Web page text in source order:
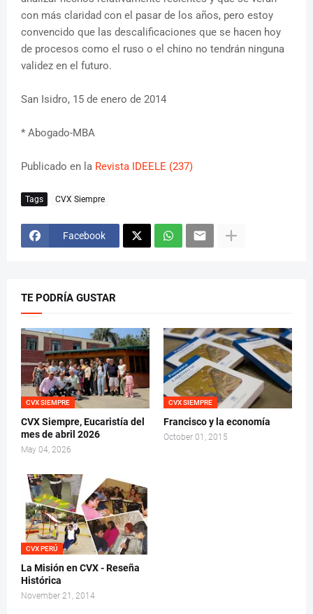
con más claridad con el pasar de los años, pero estoy
convencido que las descalificaciones que se hacen hoy
de procesos como el ruso o el chino no tendrán ninguna
validez en el futuro.
San Isidro, 15 de enero de 2014
* Abogado-MBA
Publicado en la Revista IDEELE (237)
Tags CVX Siempre
Facebook
TE PODRÍA GUSTAR
CVX SIEMPRE
CVX Siempre, Eucaristía del
mes de abril 2026
May 04, 2026
CVX SIEMPRE
Francisco y la economía
October 01, 2015
CVX PERÚ
La Misión en CVX - Reseña
Histórica
November 21, 2014